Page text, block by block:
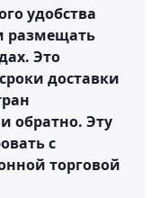
удобства
размещать
Это
доставки
обратно. Эту
с
торговой